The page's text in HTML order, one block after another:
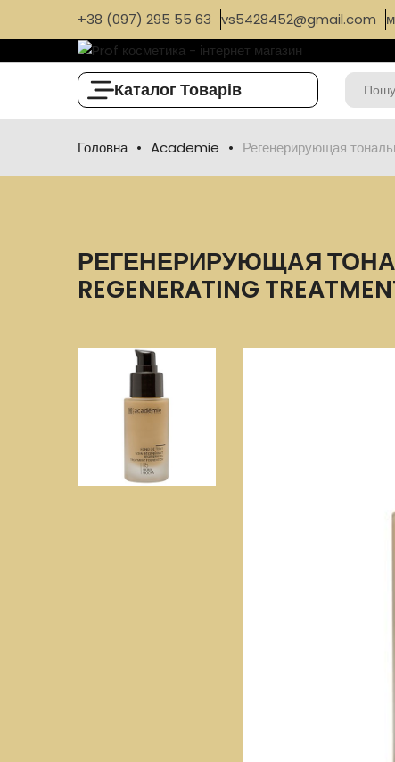
+38 (097) 295 55 63 vs5428452@gmail.com
Каталог Товарів
Головна Academie Регенерирующая
РЕГЕНЕРИРУЮЩАЯ
REGENERATING